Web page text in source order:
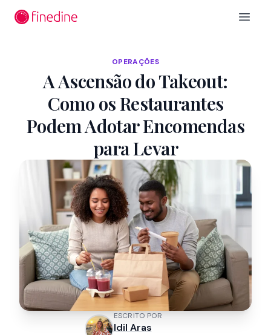
Open
OPERAÇÕES
A Ascensão do Takeout:
Como os Restaurantes
Podem Adotar Encomendas
para Levar
ESCRITO POR
Idil Aras